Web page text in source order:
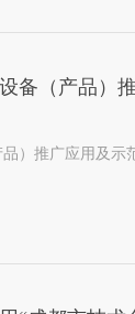
备（产品）
）推广应用及示